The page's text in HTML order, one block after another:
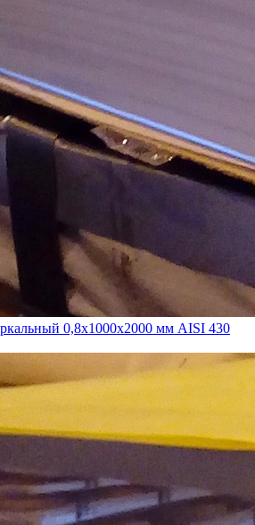
0,8х1000х2000 мм AISI 430